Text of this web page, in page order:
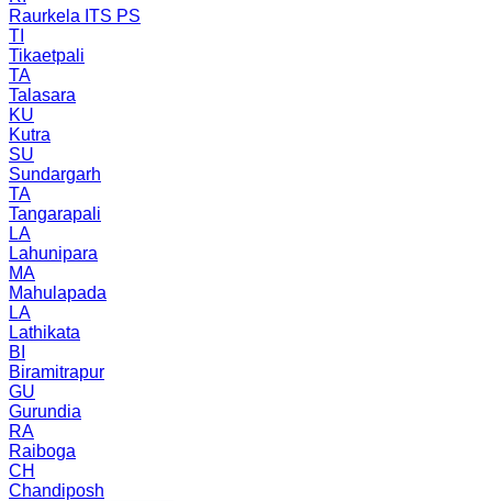
Raurkela ITS PS
TI
Tikaetpali
TA
Talasara
KU
Kutra
SU
Sundargarh
TA
Tangarapali
LA
Lahunipara
MA
Mahulapada
LA
Lathikata
BI
Biramitrapur
GU
Gurundia
RA
Raiboga
CH
Chandiposh